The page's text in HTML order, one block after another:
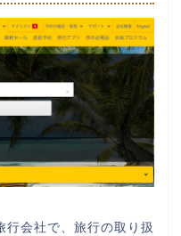
会社で、旅行の取り扱